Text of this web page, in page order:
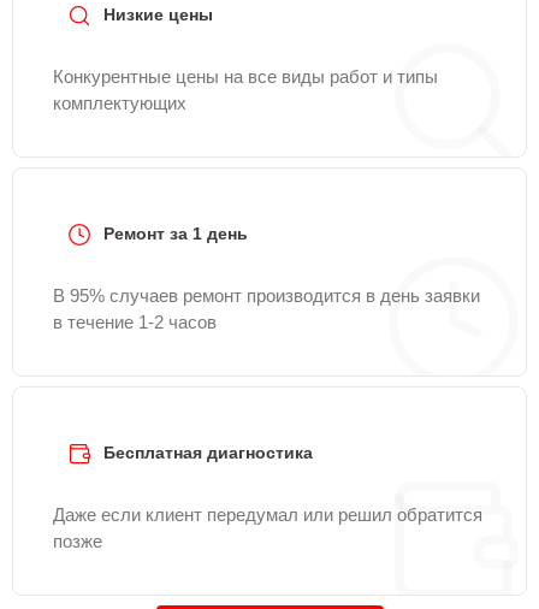
Низкие цены
Конкурентные цены на все виды работ и типы
комплектующих
Ремонт за 1 день
В 95% случаев ремонт производится в день заявки
в течение 1-2 часов
Бесплатная диагностика
Даже если клиент передумал или решил обратится
позже